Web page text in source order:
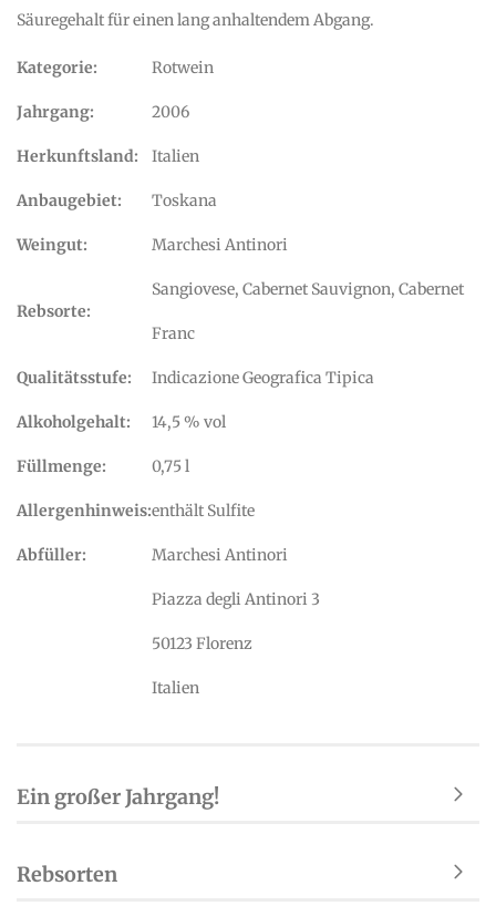
Säuregehalt für einen lang anhaltendem Abgang.
Kategorie: Rotwein
Jahrgang: 2006
Herkunftsland: Italien
Anbaugebiet: Toskana
Weingut: Marchesi Antinori
Rebsorte:
Sangiovese, Cabernet Sauvignon, Cabernet
Franc
Qualitätsstufe: Indicazione Geografica Tipica
Alkoholgehalt: 14,5 % vol
Füllmenge: 0,75 l
Allergenhinweis:enthält Sulfite
Abfüller: Marchesi Antinori
Piazza degli Antinori 3
50123 Florenz
Italien
Ein großer Jahrgang!
Rebsorten